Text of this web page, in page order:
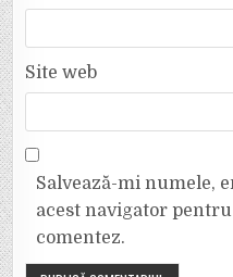
Site web
Salvează-mi numele,
acest navigator
comentez.